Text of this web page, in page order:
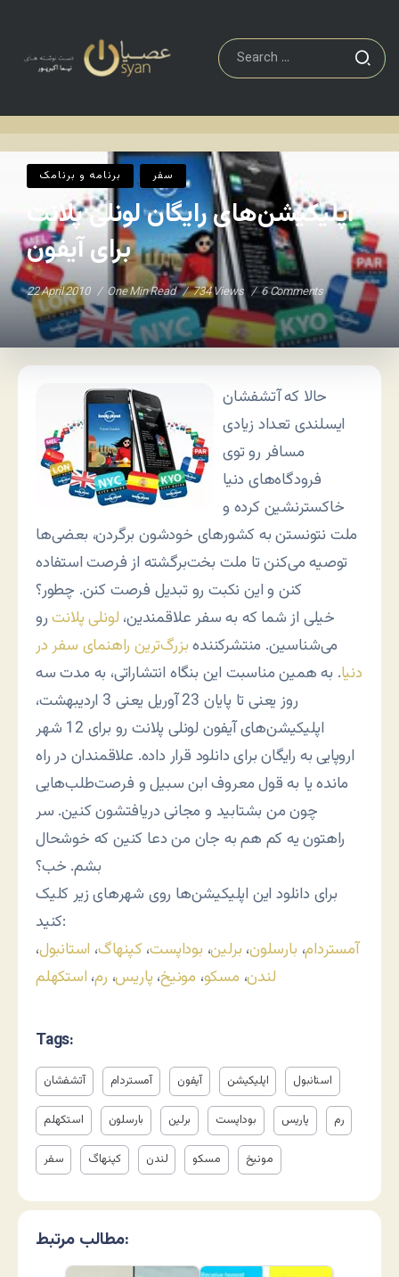
برنامه و برنامک سفر
اپلیکیشن‌های رایگان لونلی پلانت
برای آیفون
22 April 2010 One Min Read 734 Views 6 Comments
حالا که آتشفشان
ایسلندی تعداد زیادی
مسافر رو توی
فرودگاه‌های دنیا
خاکسترنشین کرده و
ملت نتونستن به کشورهای خودشون برگردن، بعضی‌ها
توصیه می‌کنن تا ملت بخت‌برگشته از فرصت استفاده
کنن و این نکبت رو تبدیل فرصت کنن. چطور؟
خیلی از شما که به سفر علاقمندین، لونلی پلانترو
می‌شناسین. منتشرکنندهبزرگ‌ترین راهنمای سفر در
دنیا. به همین مناسبت این بنگاه انتشاراتی، به مدت سه
روز یعنی تا پایان 23 آوریل یعنی 3 اردیبهشت،
اپلیکیشن‌های آیفون لونلی پلانت رو برای 12 شهر
اروپایی به رایگان برای دانلود قرار داده. علاقمندان در راه
مانده یا به قول معروف ابن سبیل و فرصت‌طلب‌هایی
چون من بشتابید و مجانی دریافتشون کنین. سر
راهتون یه کم هم به جان من دعا کنین که خوشحال
بشم. خب؟
برای دانلود این اپلیکیشن‌ها روی شهرهای زیر کلیک
کنید:
آمستردام، بارسلون، برلین، بوداپست،کپنهاگ، استانبول،
لندن، مسکو، مونیخ، پاریس، رم، استکهلم
Tags:
آتشفشان آمستردام آیفون اپلیکیشن استانبول
استکهلم بارسلون برلین بوداپست پاریس رم
سفر کپنهاگ لندن مسکو مونیخ
مطالب مرتبط: